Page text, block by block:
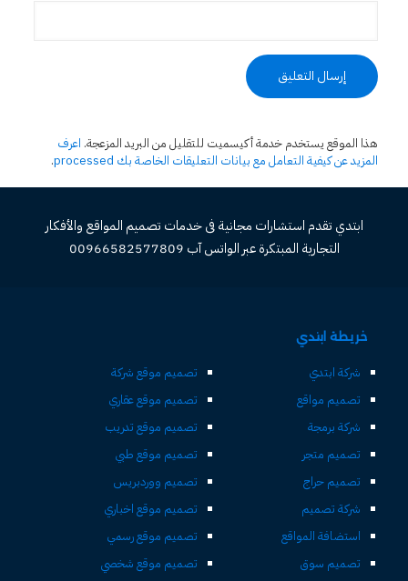
هذا الموقع يستخدم خدمة أكيسميت للتقليل من البريد المزعجة. اعرف
المزيد عن كيفية التعامل مع بيانات التعليقات الخاصة بك processed
.
ابتدي تقدم استشارات مجانية فى خدمات تصميم المواقع والأفكار
التجارية المبتكرة عبر الواتس آب 00966582577809
خريطة ابتدي
شركة ابتدي
تصميم مواقع
شركة برمجة
تصميم متجر
تصميم حراج
شركة تصميم
استضافة المواقع
تصميم سوق
تصميم موقع شركة
تصميم موقع عقاري
تصميم موقع تدريب
تصميم موقع طبي
تصميم ووردبريس
تصميم موقع اخباري
تصميم موقع رسمي
تصميم موقع شخصي